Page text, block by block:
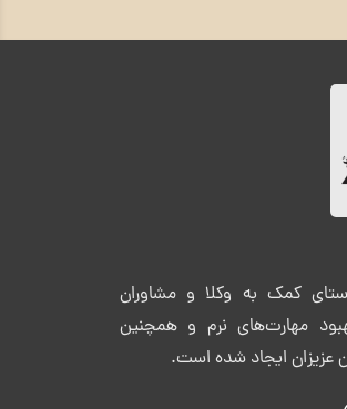
کمک به وکلا و مشاوران
مهارت‌های نرم و همچنین
عزیزان ایجاد شده است.